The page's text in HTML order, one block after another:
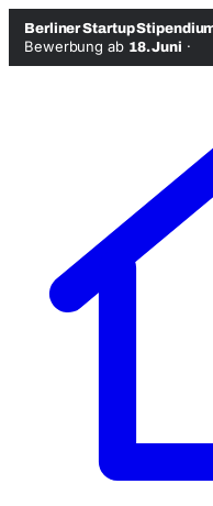
Berliner Startup
Bewerbung ab 18. Juni ·